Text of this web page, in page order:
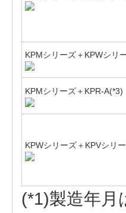
KPMシリーズ＋KPWシリ
KPMシリーズ＋KPR-A(*3)
KPWシリーズ＋KPVシリ
(*1)製造年